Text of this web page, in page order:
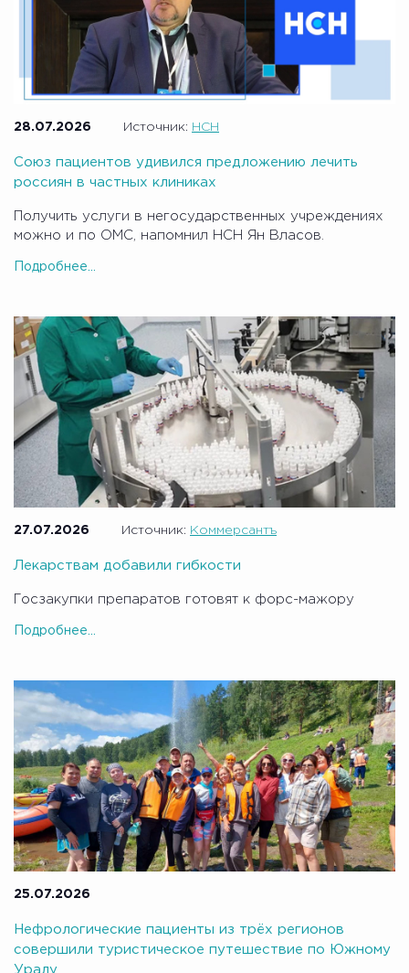
28.07.2026 Источник: НСН
Союз пациентов удивился предложению лечить
россиян в частных клиниках
Получить услуги в негосударственных учреждениях
можно и по ОМС, напомнил НСН Ян Власов.
Подробнее...
27.07.2026 Источник: Коммерсантъ
Лекарствам добавили гибкости
Госзакупки препаратов готовят к форс-мажору
Подробнее...
25.07.2026
Нефрологические пациенты из трёх регионов
совершили туристическое путешествие по Южному
Уралу